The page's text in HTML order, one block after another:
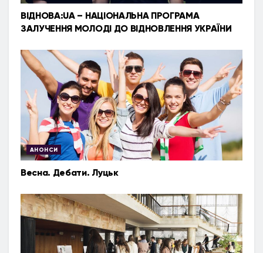
ВІДНОВА:UA – НАЦІОНАЛЬНА ПРОГРАМА
ЗАЛУЧЕННЯ МОЛОДІ ДО ВІДНОВЛЕННЯ УКРАЇНИ
АНОНСИ
Весна. Дебати. Луцьк